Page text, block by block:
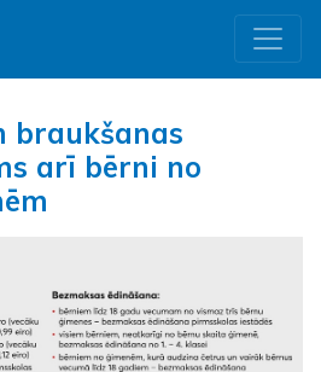
braukšanas
arī bērni no